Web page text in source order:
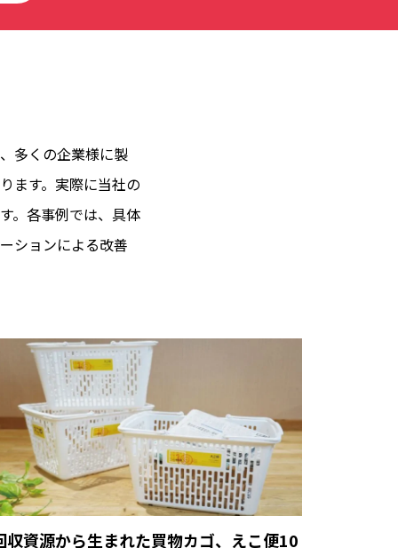
多くの企業様に製
ます。実際に当社の
。各事例では、具体
ションによる改善
収資源から生まれた買物カゴ、えこ便10